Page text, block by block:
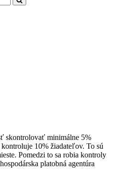
skontrolovať minimálne 5%
10% žiadateľov. To sú
Pomedzi to sa robia kontroly
platobná agentúra